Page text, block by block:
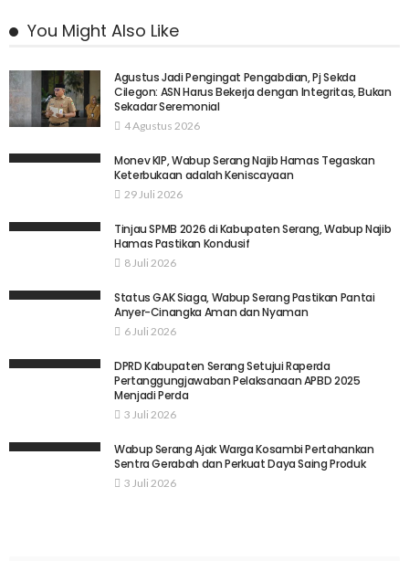
You Might Also Like
Agustus Jadi Pengingat Pengabdian, Pj Sekda
Cilegon: ASN Harus Bekerja dengan Integritas, Bukan
Sekadar Seremonial
4 Agustus 2026
Monev KIP, Wabup Serang Najib Hamas Tegaskan
Keterbukaan adalah Keniscayaan
29 Juli 2026
Tinjau SPMB 2026 di Kabupaten Serang, Wabup Najib
Hamas Pastikan Kondusif
8 Juli 2026
Status GAK Siaga, Wabup Serang Pastikan Pantai
Anyer-Cinangka Aman dan Nyaman
6 Juli 2026
DPRD Kabupaten Serang Setujui Raperda
Pertanggungjawaban Pelaksanaan APBD 2025
Menjadi Perda
3 Juli 2026
Wabup Serang Ajak Warga Kosambi Pertahankan
Sentra Gerabah dan Perkuat Daya Saing Produk
3 Juli 2026